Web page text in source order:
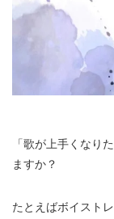
「歌が上手くなり
ますか？
たとえばボイスト